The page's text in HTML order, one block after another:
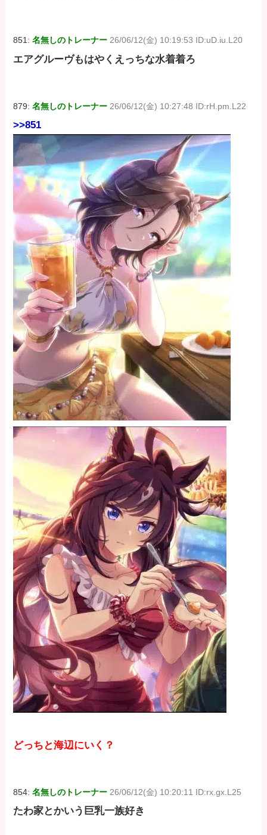
851:名無しのトレーナー 26/06/12(金) 10:19:53 ID:uD.iu.L20
エアグルーヴもはやくえっちな水着着ろ
879:名無しのトレーナー 26/06/12(金) 10:27:48 ID:rH.pm.L22
>>851
どっちと海辺にいく？
854:名無しのトレーナー 26/06/12(金) 10:20:11 ID:rx.gx.L25
たわ家とかいう巨乳一族好き